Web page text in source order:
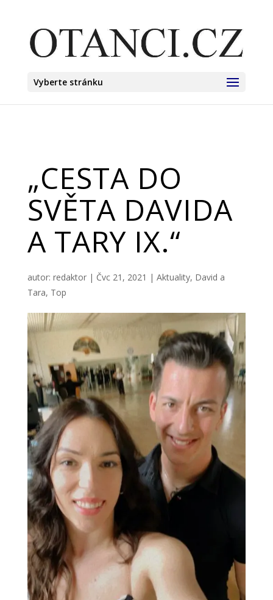
Vyberte stránku
„CESTA DO
SVĚTA DAVIDA
A TARY IX.“
autor: redaktor| Čvc 21, 2021 | Aktuality, David a
Tara, Top